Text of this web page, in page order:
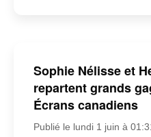
Sophie Nélisse et
repartent grands
Écrans canadiens
Publié le lundi 1 juin à